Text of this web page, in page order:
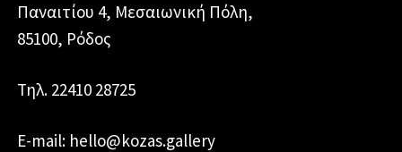
Παναιτίου 4, Μεσαιωνική Πόλη,
85100, Ρόδος
Τηλ. 22410 28725
E-mail: hello@kozas.gallery